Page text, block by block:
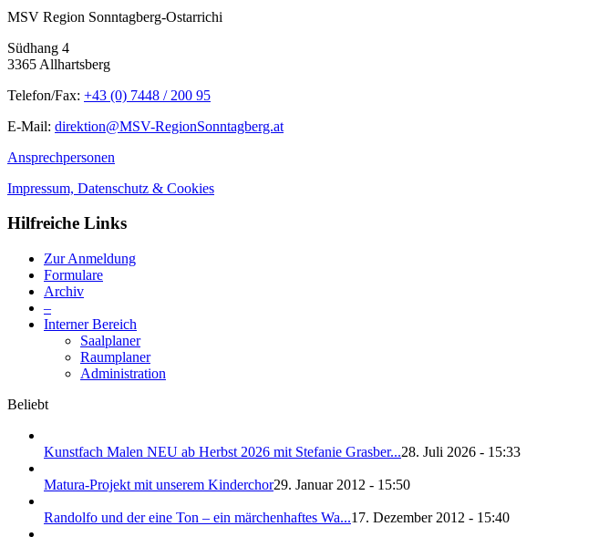
MSV Region Sonntagberg-Ostarrichi
Südhang 4
3365 Allhartsberg
Telefon/Fax: +43 (0) 7448 / 200 95
E-Mail: direktion@MSV-RegionSonntagberg.at
Ansprechpersonen
Impressum, Datenschutz & Cookies
Hilfreiche Links
Zur Anmeldung
Formulare
Archiv
–
Interner Bereich
Saalplaner
Raumplaner
Administration
Beliebt
Kunstfach Malen NEU ab Herbst 2026 mit Stefanie Grasber...28. Juli 2026 - 15:33
Matura-Projekt mit unserem Kinderchor29. Januar 2012 - 15:50
Randolfo und der eine Ton – ein märchenhaftes Wa...17. Dezember 2012 - 15:40